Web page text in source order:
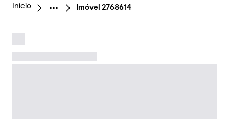
Início Imóvel 2768614